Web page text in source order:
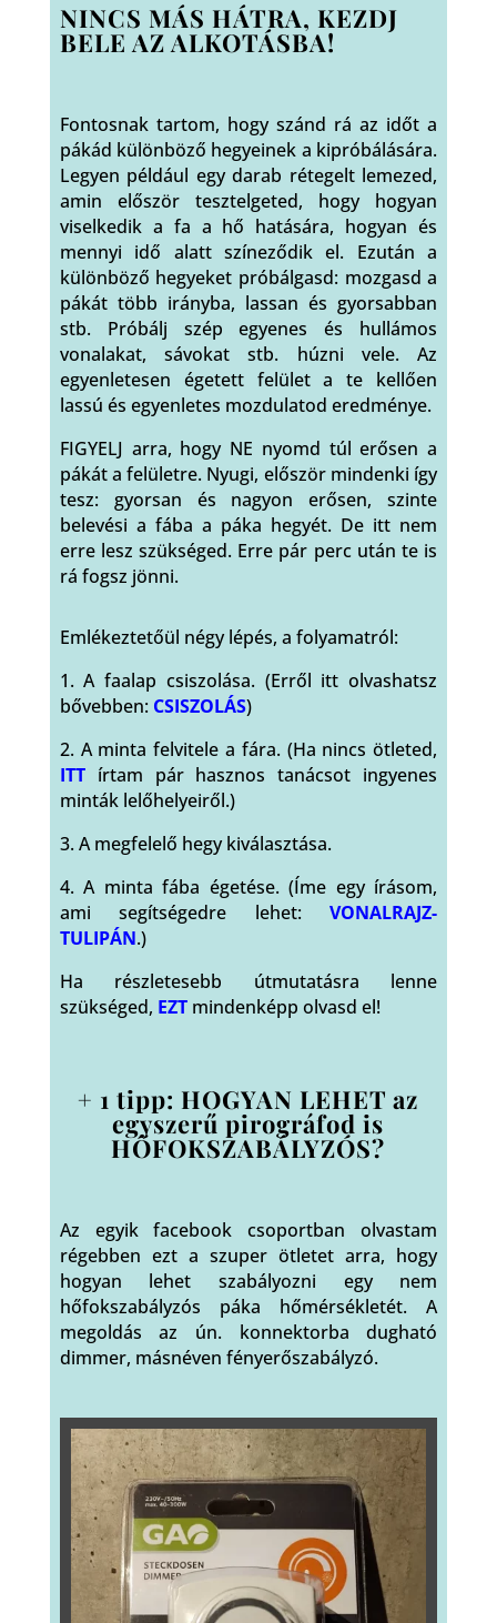
NINCS MÁS HÁTRA, KEZDJ
BELE AZ ALKOTÁSBA!
Fontosnak tartom, hogy szánd rá az időt a
pákád különböző hegyeinek a kipróbálására.
Legyen például egy darab rétegelt lemezed,
amin először tesztelgeted, hogy hogyan
viselkedik a fa a hő hatására, hogyan és
mennyi idő alatt színeződik el. Ezután a
különböző hegyeket próbálgasd: mozgasd a
pákát több irányba, lassan és gyorsabban
stb. Próbálj szép egyenes és hullámos
vonalakat, sávokat stb. húzni vele. Az
egyenletesen égetett felület a te kellően
lassú és egyenletes mozdulatod eredménye.
FIGYELJ arra, hogy NE nyomd túl erősen a
pákát a felületre. Nyugi, először mindenki így
tesz: gyorsan és nagyon erősen, szinte
belevési a fába a páka hegyét. De itt nem
erre lesz szükséged. Erre pár perc után te is
rá fogsz jönni.
Emlékeztetőül négy lépés, a folyamatról:
1. A faalap csiszolása. (Erről itt olvashatsz
bővebben: CSISZOLÁS)
2. A minta felvitele a fára. (Ha nincs ötleted,
ITTírtam pár hasznos tanácsot ingyenes
minták lelőhelyeiről.)
3. A megfelelő hegy kiválasztása.
4. A minta fába égetése. (Íme egy írásom,
ami segítségedre lehet:VONALRAJZ-
TULIPÁN.)
Ha részletesebb útmutatásra lenne
szükséged, EZTmindenképp olvasd el!
+ 1 tipp: HOGYAN LEHET az
egyszerű pirográfod is
HŐFOKSZABÁLYZÓS?
Az egyik facebook csoportban olvastam
régebben ezt a szuper ötletet arra, hogy
hogyan lehet szabályozni egy nem
hőfokszabályzós páka hőmérsékletét. A
megoldás az ún. konnektorba dugható
dimmer, másnéven fényerőszabályzó.